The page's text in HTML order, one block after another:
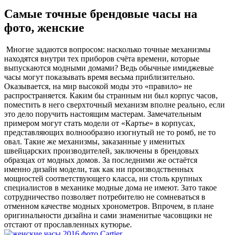
Самые точные брендовые часы на
фото, женские
Многие задаются вопросом: насколько точные механизмы
находятся внутри тех приборов счёта времени, которые
выпускаются модными домами? Ведь обычные имиджевые
часы могут показывать время весьма приблизительно.
Оказывается, на мир высокой моды это «правило» не
распространяется. Каким бы странным ни был корпус часов,
поместить в него сверхточный механизм вполне реально, если
это дело поручить настоящим мастерам. Замечательным
примером могут стать модели от «Картье» в корпусах,
представляющих волнообразно изогнутый не то ромб, не то
овал. Такие же механизмы, заказанные у именитых
швейцарских производителей, заключены в брендовых
образцах от модных домов. За последними же остаётся
именно дизайн модели, так как ни производственных
мощностей соответствующего класса, ни столь крупных
специалистов в механике модные дома не имеют. Зато такое
сотрудничество позволяет потребителю не сомневаться в
отменном качестве модных хронометров. Впрочем, в плане
оригинальности дизайна и сами знаменитые часовщики не
отстают от прославленных кутюрье.